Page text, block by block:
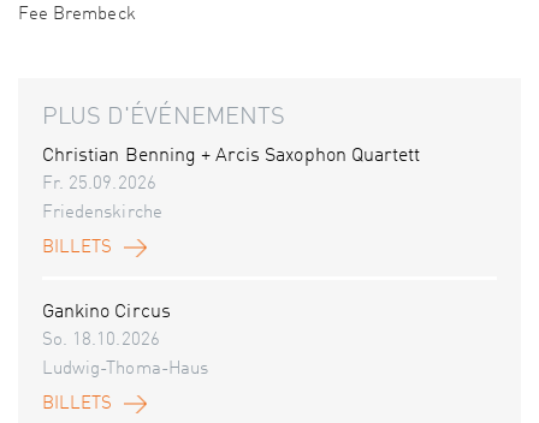
Fee Brembeck
PLUS D'ÉVÉNEMENTS
Christian Benning + Arcis Saxophon Quartett
Fr. 25.09.2026
Friedenskirche
BILLETS
Gankino Circus
So. 18.10.2026
Ludwig-Thoma-Haus
BILLETS